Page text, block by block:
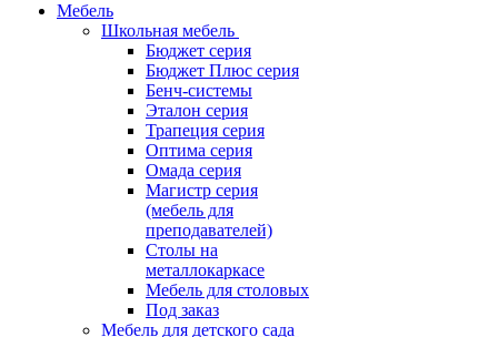
Мебель
Школьная мебель
Бюджет серия
Бюджет Плюс серия
Бенч-системы
Эталон серия
Трапеция серия
Оптима серия
Омада серия
Магистр серия
(мебель для
преподавателей)
Столы на
металлокаркасе
Мебель для столовых
Под заказ
Мебель для детского сада